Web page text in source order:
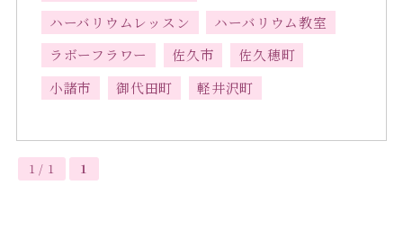
ハーバリウムレッスン
ハーバリウム教室
ラボーフラワー
佐久市
佐久穂町
小諸市
御代田町 軽井沢町
1 / 1 1